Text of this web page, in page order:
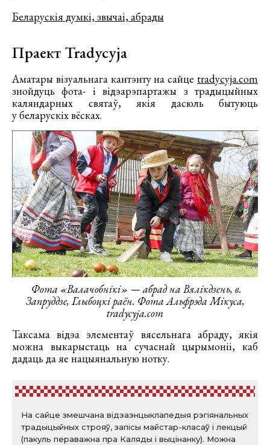
Беларускія думкі, звычаі, абрады
Праект Tradycyja
Аматары візуальнага кантэнту на сайце tradycyja.com
знойдуць фота- і відэарэпартажы з традыцыйных
каляндарных святаў, якія дасюль бытуюць
у беларускіх вёсках.
Фота «Валачобнікі» — абрад на Вялікдзень, в.
Запруддзе, Глыбоцкі раён. Фота Альфрэда Мікуса,
tradycyja.com
Таксама відэа элементаў вясельнага абраду, якія
можна выкарыстаць на сучаснай цырымоніі, каб
дадаць да яе нацыянальную нотку.
На сайце змешчана відэаэнцыклапедыя рэгіянальных
традыцыйных строяў, запісы майстар-класаў і лекцый
(пакуль пераважна пра Каляды і выцінанку). Можна